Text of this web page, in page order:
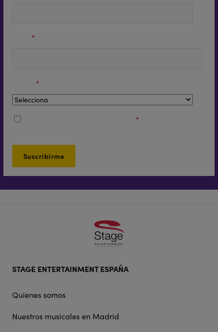
*
*
*
doormat
STAGE ENTERTAINMENT ESPAÑA
Quienes somos
Nuestros musicales en Madrid